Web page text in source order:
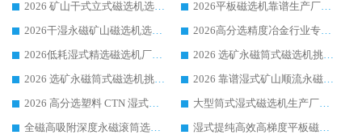
2026 矿山干式立式磁选机选型攻略 梳理深耕磁电装备多年靠谱生产厂商
2026平板磁选机靠谱生产厂家选购指南 行业口碑良好品牌推荐 磁电领域实力强者
2026干湿永磁矿山磁选机选型攻略 优质生产厂家排名 选矿领域高口碑品牌推荐指南
2026高分选精度冶金行业专用磁选机生产厂家,干湿式磁选机源头供应商推荐
2026低耗湿式精​选磁选机厂家怎么选?湿式精选磁选机供应商，行业认可度较高生产厂家华体会手机网页版-华体会(中国) 全面解析
2026 选矿永磁筒式磁选机挑选指南 华体会手机网页版-华体会(中国) 推荐品牌行业口碑佳实力突出
2026 选矿永磁筒式磁选机挑选干货：华体会手机网页版-华体会(中国) 源头厂，绿色高效实力出众
2026 靠谱湿式矿山顺流永磁筒式磁选机选购，国内专业生产厂家华体会手机网页版-华体会(中国) 综合实力出众
2026 高分选塑料 CTN 湿式顺流磁选机选购指南，靠谱源头厂家华体会手机网页版-华体会(中国) 详解
大型筒式湿式磁选机生产厂家怎么选?华体会手机网页版-华体会(中国) 设备口碑广受行业认可
全磁高吸附深度永磁滚筒选购指南 业内口碑稳定磁电设备生产厂家详细推荐
湿式提纯高效高梯度平板磁选机靠谱设备源头厂商华体会手机网页版-华体会(中国) 综合测评